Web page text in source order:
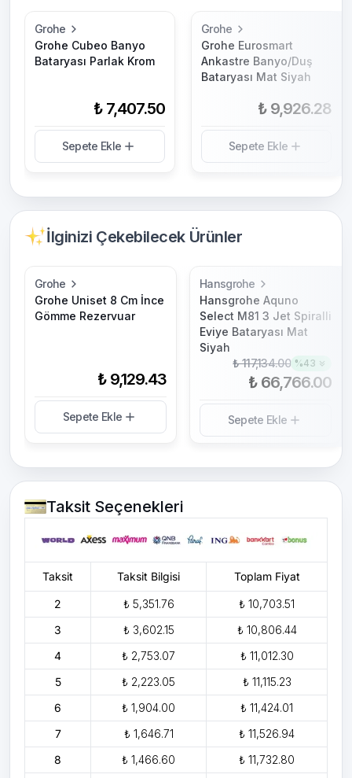
Grohe
Grohe Cubeo Banyo
Bataryası Parlak Krom
₺ 7,407.50
Sepete Ekle
Grohe
Grohe Eurosmart
Ankastre Banyo/Duş
Bataryası Mat Siyah
₺ 9,926.28
Sepete Ekle
İlginizi Çekebilecek Ürünler
Grohe
Grohe Uniset 8 Cm İnce
Gömme Rezervuar
₺ 9,129.43
Sepete Ekle
Hansgrohe
Hansgrohe Aquno
Select M81 3 Jet Spiralli
Eviye Bataryası Mat
Siyah
₺ 117,134.00 %43
₺ 66,766.00
Sepete Ekle
Taksit Seçenekleri
Taksit Taksit Bilgisi Toplam Fiyat
2 ₺ 5,351.76
₺ 10,703.51
3
₺ 3,602.15
₺ 10,806.44
4
₺ 2,753.07
₺ 11,012.30
5
₺ 2,223.05
₺ 11,115.23
6
₺ 1,904.00
₺ 11,424.01
7
₺ 1,646.71
₺ 11,526.94
8
₺ 1,466.60
₺ 11,732.80